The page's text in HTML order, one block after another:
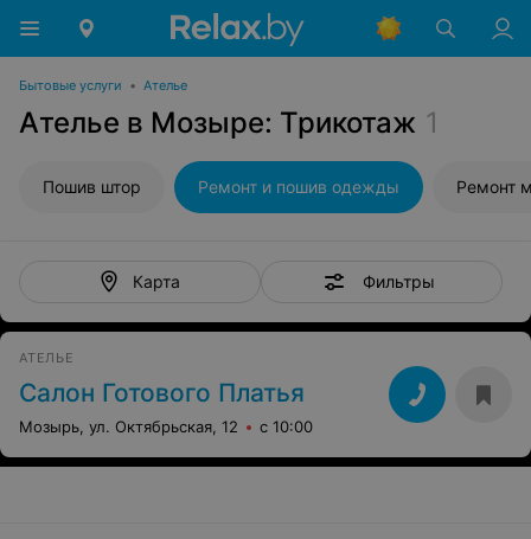
Бытовые услуги • Ателье
Ателье в Мозыре: Трикотаж 1
Пошив штор Ремонт и пошив одежды Ремонт
Карта Фильтры
АТЕЛЬЕ
Салон Готового Платья
Мозырь, ул. Октябрьская, 12 с 10:00